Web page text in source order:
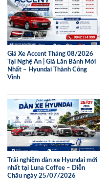
Giá Xe Accent Tháng 08/2026
Tại Nghệ An | Giá Lăn Bánh Mới
Nhất – Hyundai Thành Công
Vinh
Trải nghiệm dàn xe Hyundai mới
nhất tại Luna Coffee – Diễn
Châu ngày 25/07/2026